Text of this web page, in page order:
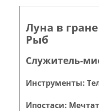
Луна в
Рыб
Служитель-
Инструменты:
Ипостаси: